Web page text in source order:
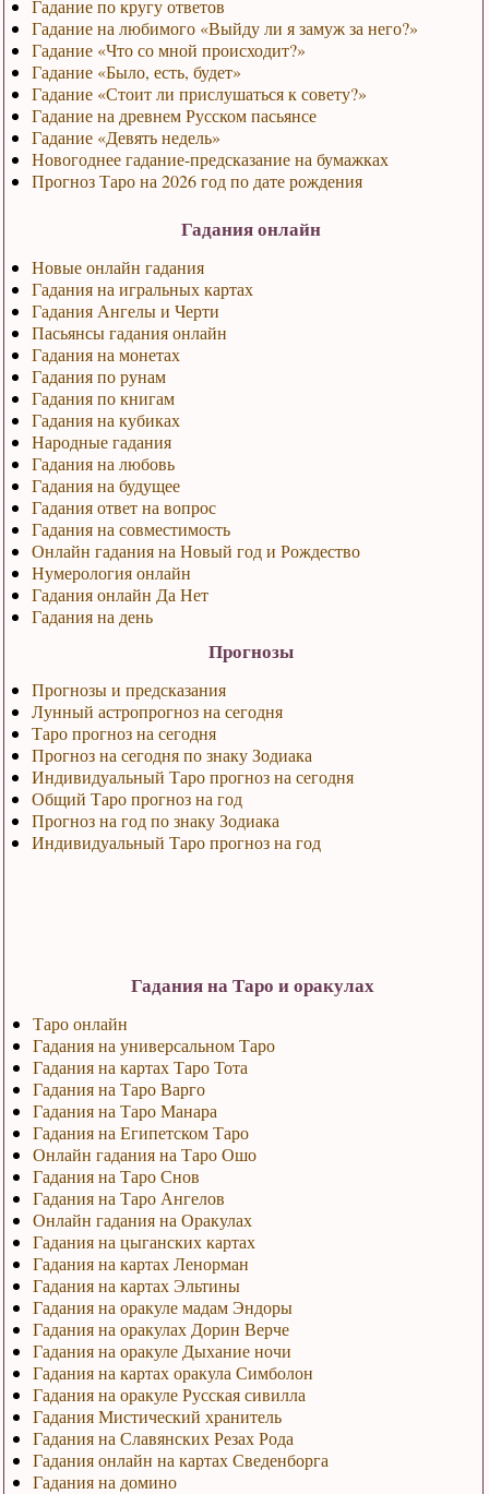
Гадание по кругу ответов
Гадание на любимого «Выйду ли я замуж за него?»
Гадание «Что со мной происходит?»
Гадание «Было, есть, будет»
Гадание «Стоит ли прислушаться к совету?»
Гадание на древнем Русском пасьянсе
Гадание «Девять недель»
Новогоднее гадание-предсказание на бумажках
Прогноз Таро на 2026 год по дате рождения
Гадания онлайн
Новые онлайн гадания
Гадания на игральных картах
Гадания Ангелы и Черти
Пасьянсы гадания онлайн
Гадания на монетах
Гадания по рунам
Гадания по книгам
Гадания на кубиках
Народные гадания
Гадания на любовь
Гадания на будущее
Гадания ответ на вопрос
Гадания на совместимость
Онлайн гадания на Новый год и Рождество
Нумерология онлайн
Гадания онлайн Да Нет
Гадания на день
Прогнозы
Прогнозы и предсказания
Лунный астропрогноз на сегодня
Таро прогноз на сегодня
Прогноз на сегодня по знаку Зодиака
Индивидуальный Таро прогноз на сегодня
Общий Таро прогноз на год
Прогноз на год по знаку Зодиака
Индивидуальный Таро прогноз на год
Гадания на Таро и оракулах
Таро онлайн
Гадания на универсальном Таро
Гадания на картах Таро Тота
Гадания на Таро Варго
Гадания на Таро Манара
Гадания на Египетском Таро
Онлайн гадания на Таро Ошо
Гадания на Таро Снов
Гадания на Таро Ангелов
Онлайн гадания на Оракулах
Гадания на цыганских картах
Гадания на картах Ленорман
Гадания на картах Эльтины
Гадания на оракуле мадам Эндоры
Гадания на оракулах Дорин Верче
Гадания на оракуле Дыхание ночи
Гадания на картах оракула Симболон
Гадания на оракуле Русская сивилла
Гадания Мистический хранитель
Гадания на Славянских Резах Рода
Гадания онлайн на картах Сведенборга
Гадания на домино